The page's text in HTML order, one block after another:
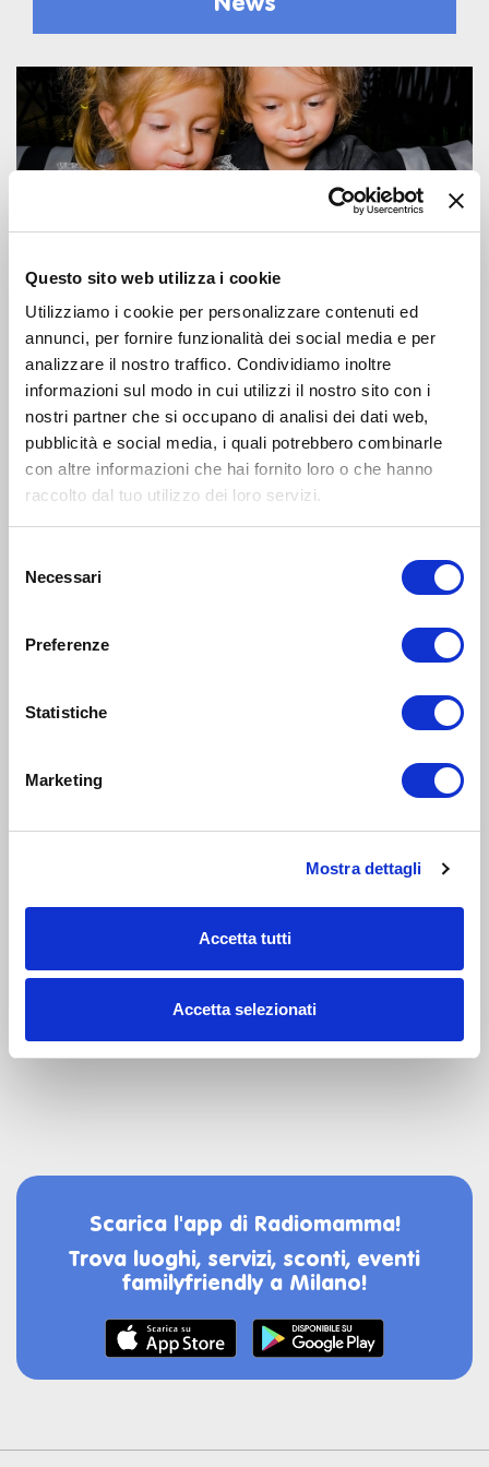
Questo sito web utilizza i cookie
Utilizziamo i cookie per personalizzare contenuti ed
annunci, per fornire funzionalità dei social media e per
analizzare il nostro traffico. Condividiamo inoltre
informazioni sul modo in cui utilizzi il nostro sito con i
nostri partner che si occupano di analisi dei dati web,
pubblicità e social media, i quali potrebbero combinarle
con altre informazioni che hai fornito loro o che hanno
raccolto dal tuo utilizzo dei loro servizi.
delNecessari
Preferenze
Statistiche
Marketing
Mostra dettagli
Accetta tutti
Accetta selezionati
SCUOLA
11 Mag 2026
Feste di fine anno scolastico al
chiuso e all’aperto a Milano:
ristoranti, catering, location e
idee regalo
Cene, location, catering: ecco dove festeggiare la fine
della scuola e le migliori idee per regali alle maestre e
ricordini
FAMIGLIA E LAVORO
animazione, menu di gruppo, affitto location.
Scarica l'app di Radiomamma!
Trova luoghi, servizi, sconti, eventi
familyfriendly a Milano!